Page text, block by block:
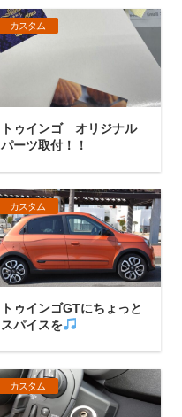
カスタム
トゥインゴ オリジナル
パーツ取付！！
カスタム
トゥインゴGTにちょっと
スパイスを
カスタム